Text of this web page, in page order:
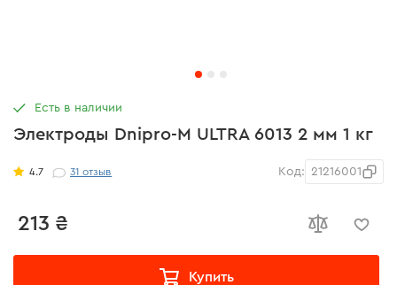
Электроды Dnipro-M ULTRA 6013 2 мм 1 кг
4.7 31отзыв Код: 21216001
213 ₴
Купить
Есть в наличии